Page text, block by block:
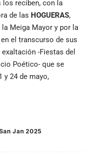
los reciben, con la
de las HOGUERAS,
Meiga Mayor y por la
el transcurso de sus
-Fiestas del
Poético- que se
y 24 de mayo,
Jan 2025